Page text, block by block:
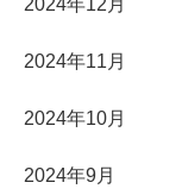
2024年12月
2024年11月
2024年10月
2024年9月